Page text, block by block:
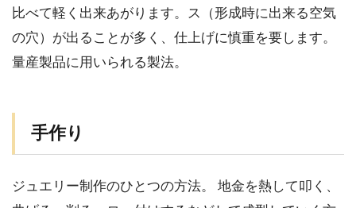
比べて軽く出来あがります。ス（形成時に出来る空気
の穴）が出ることが多く、仕上げに慎重を要します。
量産製品に用いられる製法。
手作り
ジュエリー制作のひとつの方法。 地金を熱して叩く、